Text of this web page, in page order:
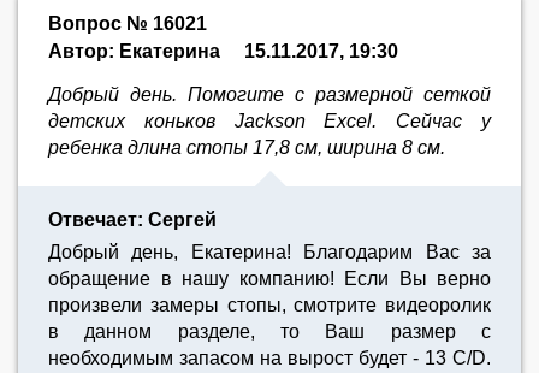
Вопрос № 16021
Автор: Екатерина
15.11.2017, 19:30
Добрый день. Помогите с размерной сеткой
детских коньков Jackson Excel. Сейчас у
ребенка длина стопы 17,8 см, ширина 8 см.
Отвечает: Сергей
Добрый день, Екатерина! Благодарим Вас за
обращение в нашу компанию! Если Вы верно
произвели замеры стопы, смотрите видеоролик
в данном разделе, то Ваш размер с
необходимым запасом на вырост будет - 13 C/D.